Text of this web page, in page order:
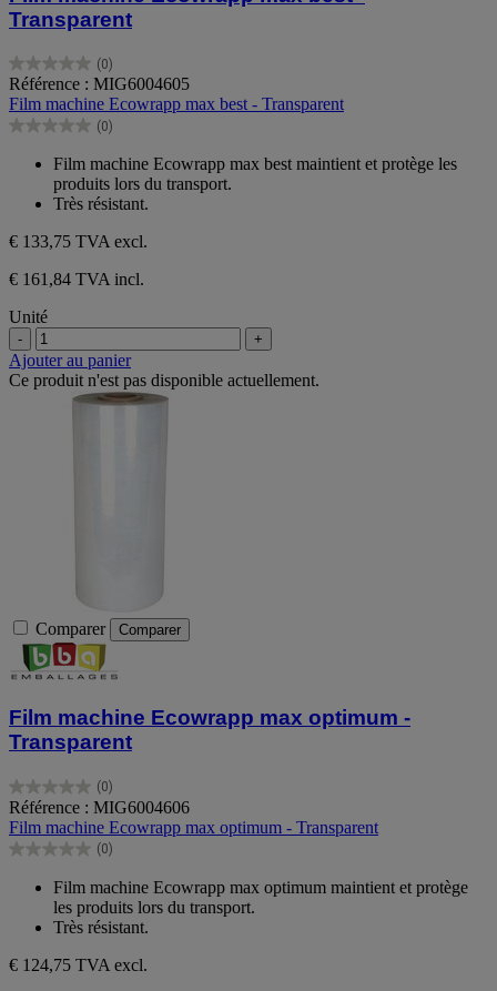
Transparent
(0)
0.0
sur
5
étoiles.
Référence : MIG6004605
Film machine Ecowrapp max best - Transparent
(0)
0.0
étoiles.
Film machine Ecowrapp max best maintient et protège les
produits lors du transport.
Très résistant.
€ 133,75 TVA excl.
€ 161,84 TVA incl.
Unité
- +
Ajouter au panier
Ce produit n'est pas disponible actuellement.
Comparer Comparer
Film machine Ecowrapp max optimum -
Transparent
(0)
0.0
sur
5
étoiles.
Référence : MIG6004606
Film machine Ecowrapp max optimum - Transparent
(0)
0.0
étoiles.
Film machine Ecowrapp max optimum maintient et protège
les produits lors du transport.
Très résistant.
€ 124,75 TVA excl.